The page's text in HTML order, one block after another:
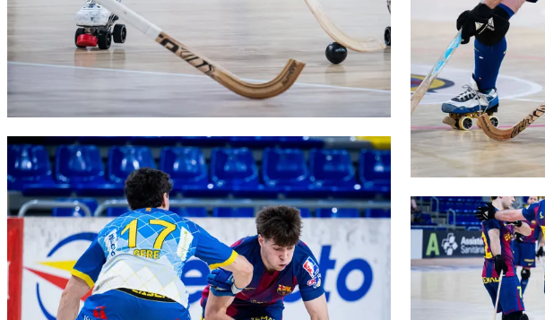
FC Barcelona club badge
FC Barcelona club badge